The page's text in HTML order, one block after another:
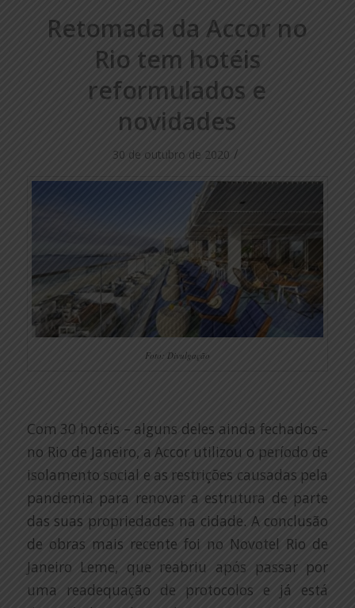
Retomada da Accor no
Rio tem hotéis
reformulados e
novidades
30 de outubro de 2020 /
Foto: Divulgação
Com 30 hotéis – alguns deles ainda fechados –
no Rio de Janeiro, a Accor utilizou o período de
isolamento social e as restrições causadas pela
pandemia para renovar a estrutura de parte
das suas propriedades na cidade. A conclusão
de obras mais recente foi no Novotel Rio de
Janeiro Leme, que reabriu após passar por
uma readequação de protocolos e já está